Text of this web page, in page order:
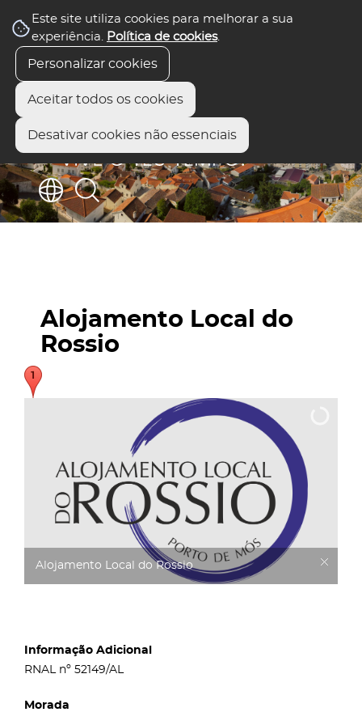
Este site utiliza cookies para melhorar a sua
experiência. Política de cookies.
Personalizar cookies
Aceitar todos os cookies
Desativar cookies não essenciais
Alojamento Local do
Rossio
Alojamento Local do Rossio
Informação Adicional
RNAL nº 52149/AL
Morada